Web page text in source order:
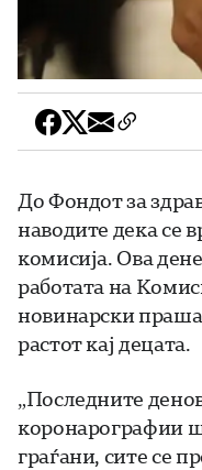
До Фондот за
наводите дека се
комисија. Ова
работата на
новинарски
растот кај децата.
„Последните
коронарографии
граѓани, сите се